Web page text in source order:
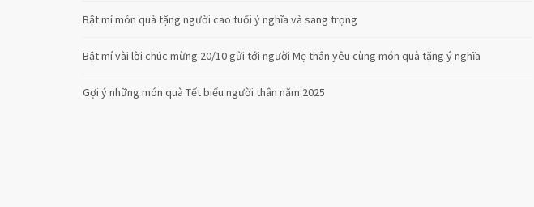
Bật mí món quà tặng người cao tuổi ý nghĩa và sang trọng
Bật mí vài lời chúc mừng 20/10 gửi tới người Mẹ thân yêu cùng món quà tặng ý nghĩa
Gợi ý những món quà Tết biếu người thân năm 2025